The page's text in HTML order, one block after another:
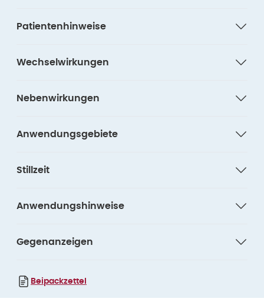
Patientenhinweise
Wechselwirkungen
Nebenwirkungen
Anwendungsgebiete
Stillzeit
Anwendungshinweise
Gegenanzeigen
Beipackzettel